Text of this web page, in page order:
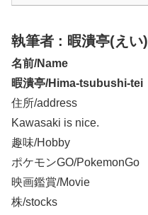
執筆者 : 暇潰亭(えい)
名前/Name
暇潰亭/Hima-tsubushi-tei
住所/address
Kawasaki is nice.
趣味/Hobby
ポケモンGO/PokemonGo
映画鑑賞/Movie
株/stocks